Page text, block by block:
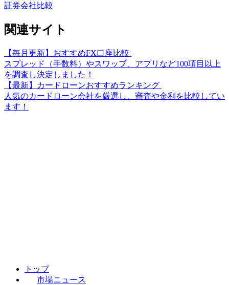
証券会社比較
関連サイト
【毎月更新】おすすめFX口座比較
スプレッド（手数料）やスワップ、アプリなど100項目以上
を調査し決定しました！
【最新】カードローンおすすめランキング
人気のカードローン会社を厳選し、審査や金利を比較してい
ます！
トップ
市場ニュース